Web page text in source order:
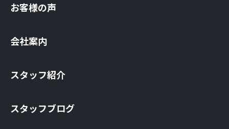
お客様の声
会社案内
スタッフ紹介
スタッフブログ